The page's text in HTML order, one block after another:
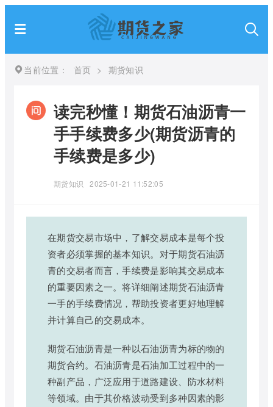
当前位置： 首页 > 期货知识
读完秒懂！期货石油沥青一
手手续费多少(期货沥青的
手续费是多少)
期货知识 2025-01-21 11:52:05
在期货交易市场中，了解交易成本是每个投
资者必须掌握的基本知识。对于期货石油沥
青的交易者而言，手续费是影响其交易成本
的重要因素之一。将详细阐述期货石油沥青
一手的手续费情况，帮助投资者更好地理解
并计算自己的交易成本。
期货石油沥青是一种以石油沥青为标的物的
期货合约。石油沥青是石油加工过程中的一
种副产品，广泛应用于道路建设、防水材料
等领域。由于其价格波动受到多种因素的影